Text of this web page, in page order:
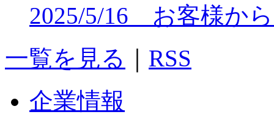
2025/5/16 お客様か
一覧を見る
RSS
企業情報